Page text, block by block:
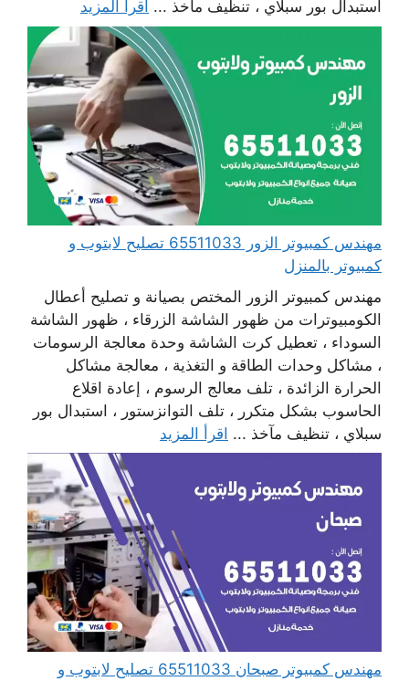
استبدال بور سبلاي ، تنظيف مآخذ ... اقرأ المزيد
مهندس كمبيوتر الزور 65511033 تصليح لابتوب و
كمبيوتر بالمنزل
مهندس كمبيوتر الزور المختص بصيانة و تصليح أعطال
الكومبيوترات من ظهور الشاشة الزرقاء ، ظهور الشاشة
السوداء ، تعطيل كرت الشاشة وحدة معالجة الرسومات
، مشاكل وحدات الطاقة و التغذية ، معالجة مشاكل
الحرارة الزائدة ، تلف معالج الرسوم ، إعادة اقلاع
الحاسوب بشكل متكرر ، تلف التوانزستور ، استبدال بور
سبلاي ، تنظيف مآخذ ... اقرأ المزيد
مهندس كمبيوتر صبحان 65511033 تصليح لابتوب و